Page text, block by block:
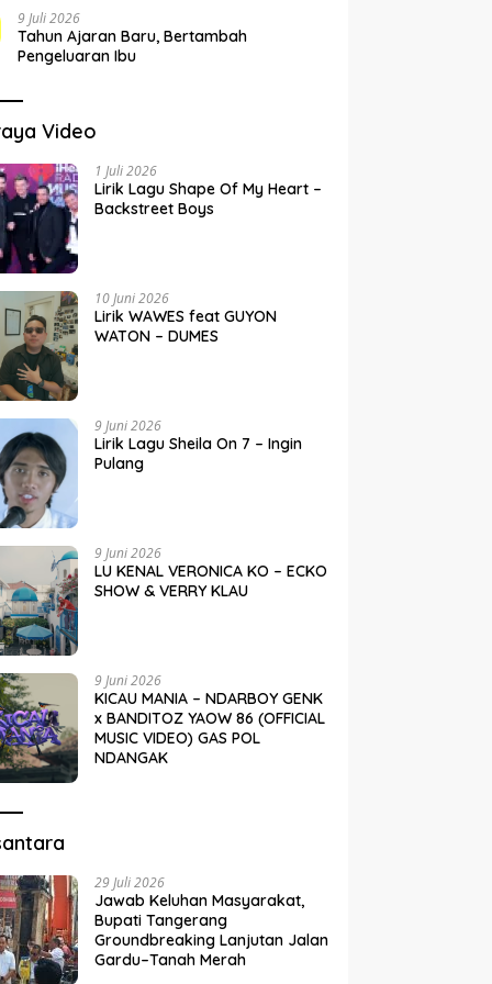
9 Juli 2026
Tahun Ajaran Baru, Bertambah
Pengeluaran Ibu
Video
1 Juli 2026
Lirik Lagu Shape Of My Heart –
Backstreet Boys
10 Juni 2026
Lirik WAWES feat GUYON
WATON – DUMES
9 Juni 2026
Lirik Lagu Sheila On 7 – Ingin
Pulang
9 Juni 2026
LU KENAL VERONICA KO – ECKO
SHOW & VERRY KLAU
9 Juni 2026
KICAU MANIA – NDARBOY GENK
x BANDITOZ YAOW 86 (OFFICIAL
MUSIC VIDEO) GAS POL
NDANGAK
29 Juli 2026
Jawab Keluhan Masyarakat,
Bupati Tangerang
Groundbreaking Lanjutan Jalan
Gardu–Tanah Merah